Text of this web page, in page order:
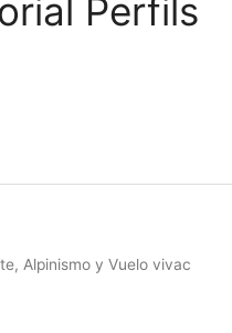
Perfils
Alpinismo y Vuelo vivac